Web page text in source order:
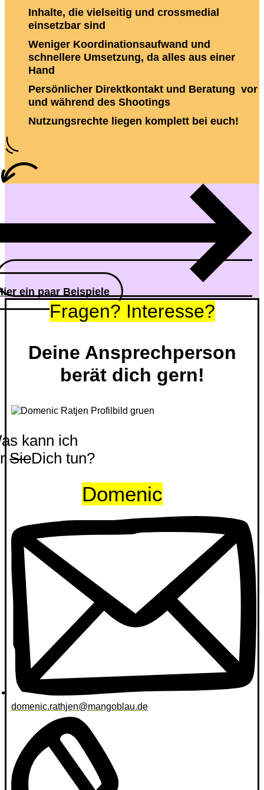
Inhalte, die vielseitig und crossmedial
einsetzbar sind
Weniger Koordinationsaufwand und
schnellere Umsetzung, da alles aus einer
Hand
Persönlicher Direktkontakt und Beratung vor
und während des Shootings
Nutzungsrechte liegen komplett bei euch!
ein paar Beispiele
Fragen? Interesse?
Deine Ansprechperson
berät dich gern!
kann ich
SieDich tun?
Domenic
domenic.rathjen@mangoblau.de